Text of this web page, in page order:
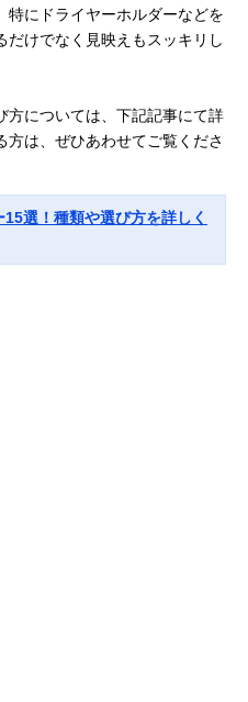
特にドライヤーホルダーなどを
けでなく見映えもスッキリし
方については、下記記事にて詳
は、ぜひあわせてご覧くださ
選！種類や選び方を詳しく